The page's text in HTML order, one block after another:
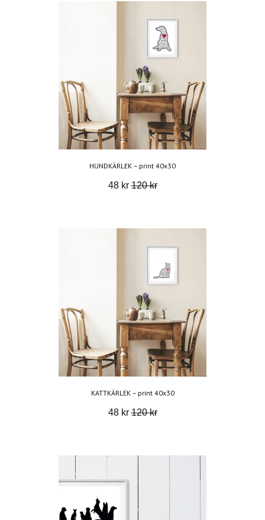
HUNDKÄRLEK – print 40x30
48 kr120 kr
KATTKÄRLEK – print 40x30
48 kr120 kr